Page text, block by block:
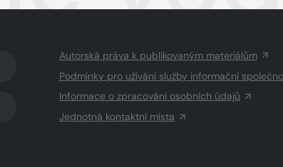
Autorská práva k publikovaným materiálům
Podmínky pro užívání služby informační
Informace o zpracování osobních údajů
Jednotná kontaktní místa